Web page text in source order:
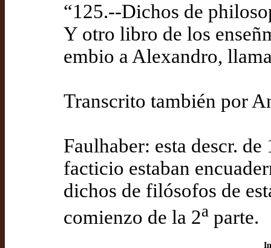
“125.--Dichos de
Y otro libro de los
embio a Alexandro,
Transcrito también por
Faulhaber: esta descr.
facticio estaban
dichos de filósofos de
comienzo de la 2a parte.